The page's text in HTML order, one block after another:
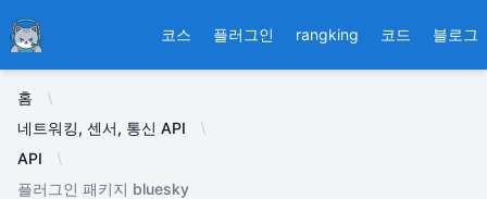
Ducafecat 코스 플러그인 rangking 코드 블로그
홈
네트워킹, 센서, 통신 API
API
플러그인 패키지 bluesky